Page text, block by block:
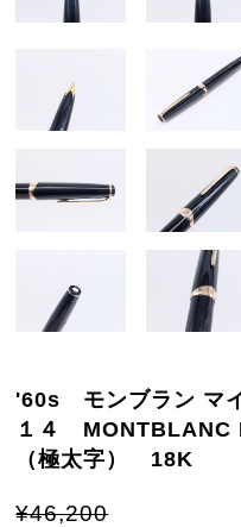
'60s モンブラン マ
１４ MONTBLANC
（極太字）
¥46,200